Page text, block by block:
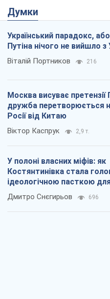
Думки
Український парадокс,
Путіна нічого не вийшло з
Віталій Портников 216
Москва висуває претензії
дружба перетворюється
Росії від Китаю
Віктор Каспрук 2,9 т.
У полоні власних міфів: як
Костянтинівка стала
ідеологічною пасткою
окупантів
Дмитро Снєгирьов 696